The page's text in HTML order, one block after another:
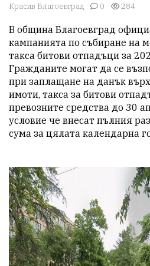
Красив Благоевград 0 284
В община Благоевград
кампанията по събиране на
такса битови отпадъци за
Гражданите могат да се
при заплащане на данък
имоти, такса за битови
превозните средства до 30
условие че внесат пълния
сума за цялата календарна